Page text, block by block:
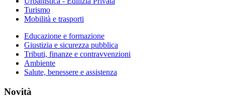
Turismo
Mobilità e trasporti
Educazione e formazione
Giustizia e sicurezza pubblica
Tributi, finanze e contravvenzioni
Ambiente
Salute, benessere e assistenza
Novità